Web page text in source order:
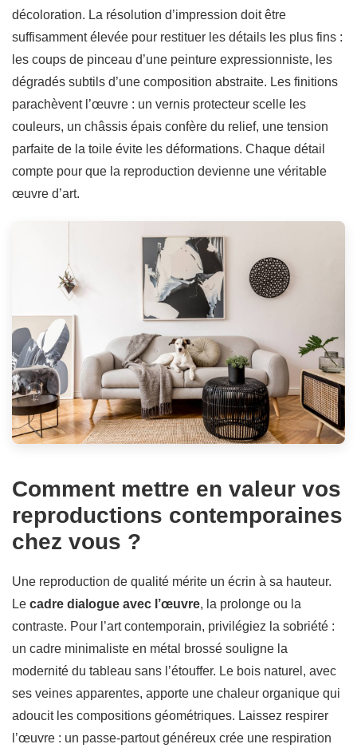
décoloration. La résolution d’impression doit être
suffisamment élevée pour restituer les détails les plus fins :
les coups de pinceau d’une peinture expressionniste, les
dégradés subtils d’une composition abstraite. Les finitions
parachèvent l’œuvre : un vernis protecteur scelle les
couleurs, un châssis épais confère du relief, une tension
parfaite de la toile évite les déformations. Chaque détail
compte pour que la reproduction devienne une véritable
œuvre d’art.
Comment mettre en valeur vos
reproductions contemporaines
chez vous ?
Une reproduction de qualité mérite un écrin à sa hauteur.
Le cadre dialogue avec l’œuvre, la prolonge ou la
contraste. Pour l’art contemporain, privilégiez la sobriété :
un cadre minimaliste en métal brossé souligne la
modernité du tableau sans l’étouffer. Le bois naturel, avec
ses veines apparentes, apporte une chaleur organique qui
adoucit les compositions géométriques. Laissez respirer
l’œuvre : un passe-partout généreux crée une respiration